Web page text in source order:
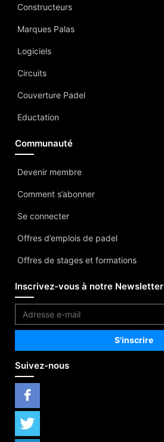
Constructeurs
Marques Palas
Logiciels
Circuits
Couverture Padel
Eductation
Communauté
Devenir membre
Comment s’abonner
Se connecter
Offres d’emplois de padel
Offres de stages et formations
Inscrivez-vous à notre Newsletter
Suivez-nous